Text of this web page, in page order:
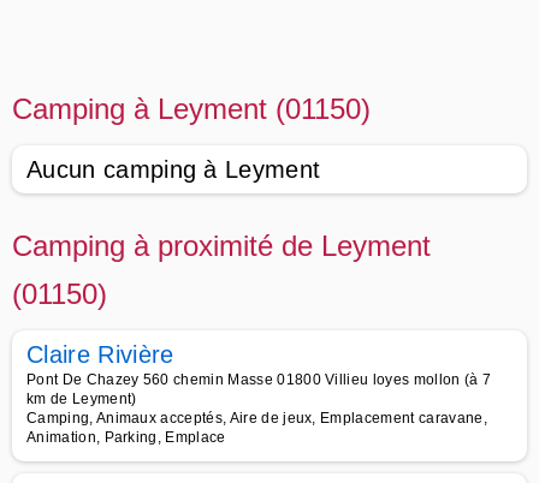
Camping à Leyment (01150)
Aucun camping à Leyment
Camping à proximité de Leyment
(01150)
Claire Rivière
Pont De Chazey 560 chemin Masse 01800 Villieu loyes mollon (à 7
km de Leyment)
Camping, Animaux acceptés, Aire de jeux, Emplacement caravane,
Animation, Parking, Emplace